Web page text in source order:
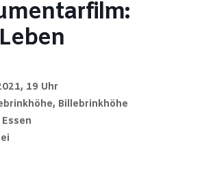
19 Uhr
Billebrinkhöhe